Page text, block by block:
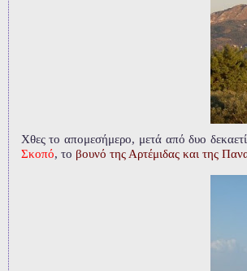
Χθες το απομεσήμερο, μετά από δυο
Σκοπό, το βουνό της Αρτέμιδας και της